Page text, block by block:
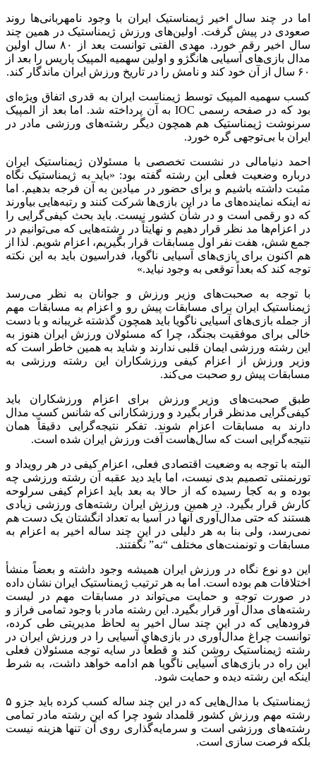
اما در چند سال اخیر ژیمناستیک ایران با وجود نامهربانی‌ها روند
صعودی در پیش گرفت. اولین‌های ورزش ژیمناستیک در همین چند
سال اخیر رقم خورد. مهدی الفتی توانست بعد از ۸۰ سال اولین
مدال بازی‌های آسیایی هانگژو و اولین سهمیه المپیک پاریس را بعد از
۶۰ سال از آن خود کند و نامش را در تاریخ ورزش ایران ماندگار کند.
کسب سهمیه المپیک توسط ژیمناست ایران به قدری اتفاق ویژه‌ای
بود که در صفحه رسمی IOC به آن پرداخته شد. اما بعد از المپیک
سرنوشت ژیمناستیک هم همچون دیگر رشته‌های ورزشی مادر در
ایران با بی‌توجهی گره خورد.
احمد دنیامالی در نشست تخصصی با مسئولان ژیمناستیک ایران
درباره وضعیت فعلی این رشته گفته بود: «باید به ژیمناستیک نگاه
مثبت داشته باشیم و برای حضور در میادین به آن فرجه بدهیم. اما
نه اینکه نماینده‌های ما در این بازی‌ها شرکت کنند و رتبه‌هایی بیاورند
که دو رقمی است و در شأن کشور نیست. باید بحث کیفی‌گرایی را
در اعزام‌ها مد نظر قرار دهیم و نهایتاً در رشته‌هایی که می‌توانیم در
جمع شش، هفت نفر اول مسابقات قرار بگیریم، اعزام شویم. لذا از
هم اکنون برای بازی‌های آسیایی ناگویا، فدراسیون باید به این نکته
توجه کند که بعداً توقعی به وجود نیاید.»
با توجه به صحبت‌های وزیر ورزش و جوانان به نظر می‌رسد
ژیمناستیک ایران برای مسابقات پیش رو و اعزام به مسابقات مهم
از جمله بازی‌های آسیایی ناگویا باید همچون گذشته غریبانه و با دست
خالی برای موفقیت بجنگد، چرا که مسئولان ورزش ایران هنوز به
این رشته ورزشی ایمان قلبی ندارند و شاید به همین خاطر است که
وزیر ورزش از اعزام کیفی ورزشکاران این رشته ورزشی به
مسابقات پیش رو صحبت می‌کند.
طبق صحبت‌های وزیر ورزش برای اعزام ورزشکاران باید
کیفی‌گرایی مدنظر قرار بگیرد و ورزشکارانی که شانس کسب مدال
دارند به مسابقات اعزام شوند. تفکر نتیجه‌گرایی دقیقاً همان
نتیجه‌گرایی است که سال‌هاست آفت ورزش ایران شده است.
البته با توجه به وضعیت اقتصادی فعلی، اعزام کیفی در هر رویداد و
تورنمنتی تصمیم بدی نیست، اما باید دید عقبه آن رشته ورزشی چه
بوده و به کجا رسیده که از حالا به بعد باید اعزام کیفی سرلوحه
کارش قرار بگیرد. در همین ورزش ایران رشته‌های ورزشی زیادی
هستند که حتی مدال‌آوری آنها در آسیا به تعداد انگشتان یک دست هم
نمی‌رسد، ولی بنا به هر دلیلی در این چند ساله اخیر به اعزام به
مسابقات و تونمنت‌های مختلف “نه” نگفتند.
این دو نوع نگاه در ورزش ایران همیشه وجود داشته و بعضاً منشأ
اختلافات هم بوده است. اما به هر ترتیب ژیمناستیک ایران نشان داده
در صورت توجه و حمایت می‌تواند در مسابقات مهم در لیست
رشته‌های مدال آور قرار بگیرد. این رشته مادر با وجود تمامی فراز و
فرودهایی که در این چند سال اخیر به لحاظ مدیریتی طی کرده،
توانست چراغ مدال‌آوری در بازی‌های آسیایی را در ورزش ایران در
رشته ژیمناستیک روشن کند و قطعاً در سایه توجه مسئولان فعلی
این راه در بازی‌های آسیایی ناگویا هم ادامه خواهد داشت، به شرط
اینکه این رشته دیده و حمایت شود.
ژیمناستیک با مدال‌هایی که در این چند ساله کسب کرده باید جزو ۵
رشته مهم ورزش کشور قلمداد شود چرا که این رشته مادر تمامی
رشته‌های ورزشی است و سرمایه‌گذاری روی آن تنها هزینه نیست
بلکه فرصت سازی است.